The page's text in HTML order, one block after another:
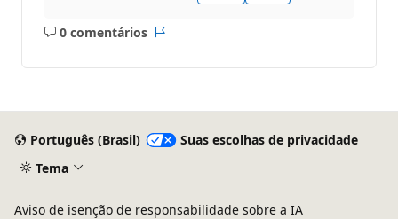
0 comentários
Sem
Português (Brasil)
Suas escolhas de privacidade
Tema
Aviso de isenção de responsabilidade sobre a IA